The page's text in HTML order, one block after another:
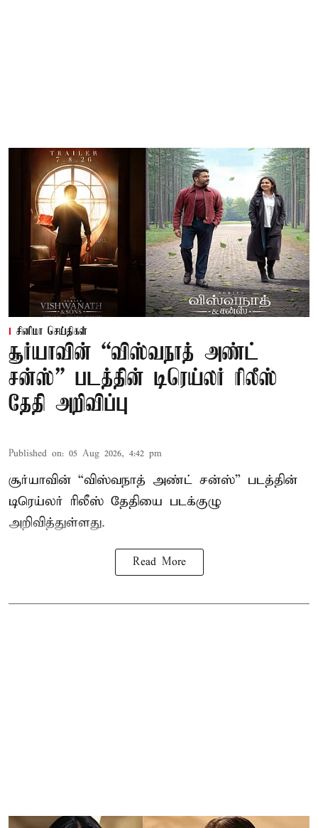
சினிமா செய்திகள்
சூர்யாவின் “விஸ்வநாத் அண்ட்
சன்ஸ்” படத்தின் டிரெய்லர் ரிலீஸ்
தேதி அறிவிப்பு
Published on: 05 Aug 2026, 4:42 pm
சூர்யாவின் “விஸ்வநாத் அண்ட் சன்ஸ்” படத்தின்
டிரெய்லர் ரிலீஸ் தேதியை படக்குழு
அறிவித்துள்ளது.
Read More